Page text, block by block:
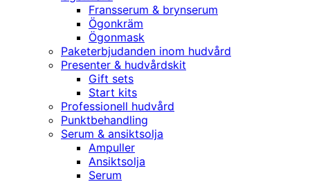
Fransserum & brynserum
Ögonkräm
Ögonmask
Paketerbjudanden inom hudvård
Presenter & hudvårdskit
Gift sets
Start kits
Professionell hudvård
Punktbehandling
Serum & ansiktsolja
Ampuller
Ansiktsolja
Serum